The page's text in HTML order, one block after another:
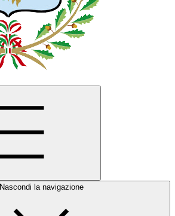
Nascondi la navigazione